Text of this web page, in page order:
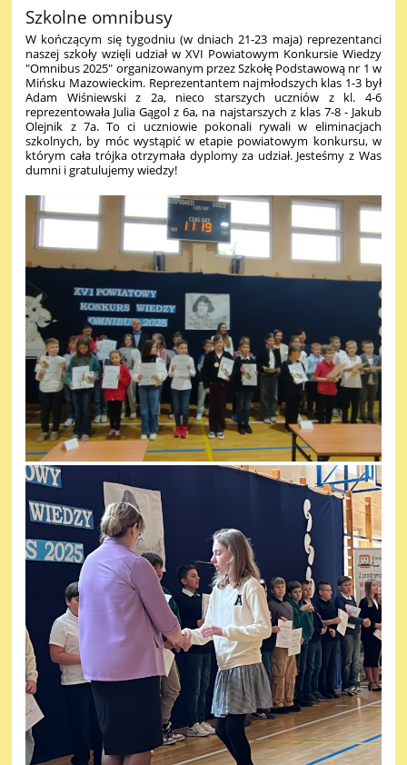
Szkolne omnibusy
W kończącym się tygodniu (w dniach 21-23 maja) reprezentanci
naszej szkoły wzięli udział w XVI Powiatowym Konkursie Wiedzy
"Omnibus 2025" organizowanym przez Szkołę Podstawową nr 1 w
Mińsku Mazowieckim. Reprezentantem najmłodszych klas 1-3 był
Adam Wiśniewski z 2a, nieco starszych uczniów z kl. 4-6
reprezentowała Julia Gągol z 6a, na najstarszych z klas 7-8 - Jakub
Olejnik z 7a. To ci uczniowie pokonali rywali w eliminacjach
szkolnych, by móc wystąpić w etapie powiatowym konkursu, w
którym cała trójka otrzymała dyplomy za udział. Jesteśmy z Was
dumni i gratulujemy wiedzy!